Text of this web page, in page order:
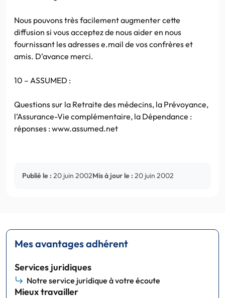
Nous pouvons très facilement augmenter cette
diffusion si vous acceptez de nous aider en nous
fournissant les adresses e.mail de vos confrères et
amis. D’avance merci.
10 – ASSUMED :
Questions sur la Retraite des médecins, la Prévoyance,
l’Assurance-Vie complémentaire, la Dépendance :
réponses : www.assumed.net
Publié le : 20 juin 2002Mis à jour le : 20 juin 2002
Mes avantages adhérent
Services juridiques
Notre service juridique à votre écoute
Mieux travailler